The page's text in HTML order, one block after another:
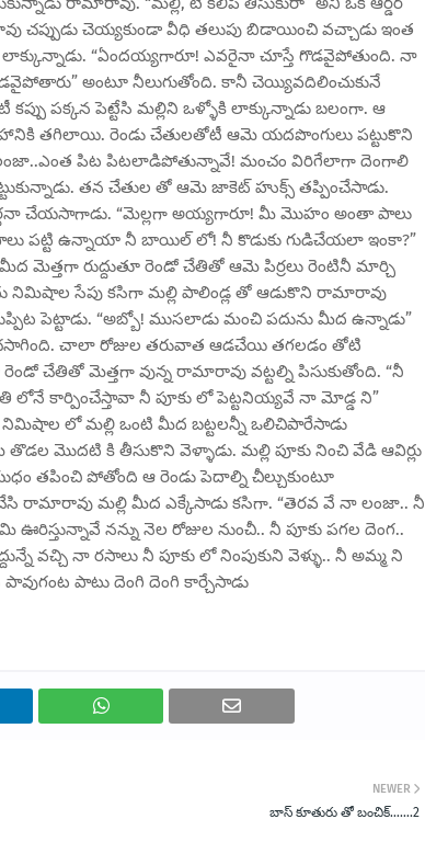
చప్పుడు చెయ్యకుండా వీధి తలుపు బిడాయించి వచ్చాడు ఇంత
“ఏందయ్యగారూ! ఎవరైనా చూస్తే గొడవైపోతుంది. నా
అంటూ నీలుగుతోంది. కానీ చెయ్యివదిలించుకునే
పక్కన పెట్టేసి మల్లిని ఒళ్ళోకి లాక్కున్నాడు బలంగా. ఆ
తగిలాయి. రెండు చేతులతోటీ ఆమె యదపొంగులు పట్టుకొని
లంజా..ఎంత పిట పిటలాడిపోతున్నావే! మంచం విరిగేలాగా దెంగాలి
తన చేతుల తో ఆమె జాకెట్ హుక్స్ తప్పించేసాడు.
చేయసాగాడు. “మెల్లగా అయ్యగారూ! మీ మొహం అంతా పాలు
పట్టి ఉన్నాయా నీ బాయిల్ లో! నీ కొడుకు గుడిచేయలా ఇంకా?”
మెత్తగా రుద్దుతూ రెండో చేతితో ఆమె పిర్రలు రెంటినీ మార్చి
సేపు కసిగా మల్లి పాలిండ్ల తో ఆడుకొని రామారావు
పెట్టాడు. “అబ్బో! ముసలాడు మంచి పదును మీద ఉన్నాడు”
చాలా రోజుల తరువాత ఆడచేయి తగలడం తోటి
చేతితో మెత్తగా వున్న రామారావు వట్టల్ని పిసుకుతోంది. “నీ
లోనే కార్పించేస్తావా నీ పూకు లో పెట్టనియ్యవే నా మోడ్డ ని”
నిమిషాల లో మల్లి ఒంటి మీద బట్టలన్నీ ఒలిచిపారేసాడు
మొదటి కి తీసుకొని వెళ్ళాడు. మల్లి పూకు నించి వేడి ఆవిర్లు
పోతోంది ఆ రెండు పెదాల్ని చీల్చుకుంటూ
రామారావు మల్లి మీద ఎక్కేసాడు కసిగా. “తెరవ వే నా లంజా.. నీ
నన్ను నెల రోజుల నుంచీ.. నీ పూకు పగల దెంగ..
వచ్చి నా రసాలు నీ పూకు లో నింపుకుని వెళ్ళు.. నీ అమ్మ ని
పాటు దెంగి దెంగి కార్చేసాడు
NEWER
బాస్ కూతురు తో బంచిక్…….2